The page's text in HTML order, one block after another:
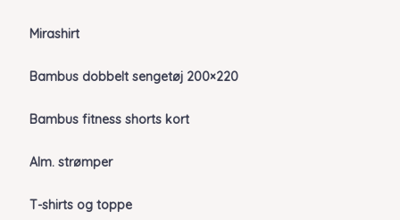
Mirashirt
Bambus dobbelt sengetøj 200×220
Bambus fitness shorts kort
Alm. strømper
T-shirts og toppe